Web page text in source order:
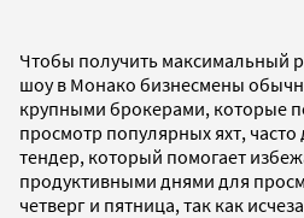
Чтобы получить максимальный
шоу в Монако бизнесмены
крупными брокерами, которые
просмотр популярных яхт, часто
тендер, который помогает
продуктивными днями для
четверг и пятница, так как